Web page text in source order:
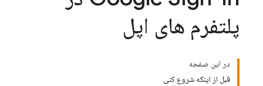
پلتفرم های اپل
در این صفحه
قبل از اینکه شروع کنی